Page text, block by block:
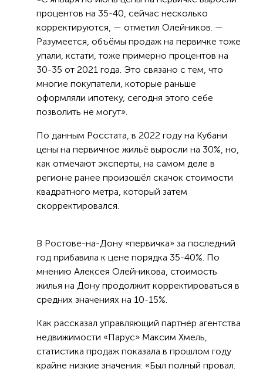
процентов на 35-40, сейчас несколько
корректируются, — отметил Олейников. —
Разумеется, объёмы продаж на первичке тоже
упали, кстати, тоже примерно процентов на
30-35 от 2021 года. Это связано с тем, что
многие покупатели, которые раньше
оформляли ипотеку, сегодня этого себе
позволить не могут».
По данным Росстата, в 2022 году на Кубани
цены на первичное жильё выросли на 30%, но,
как отмечают эксперты, на самом деле в
регионе ранее произошёл скачок стоимости
квадратного метра, который затем
скорректировался.
В Ростове-на-Дону «первичка» за последний
год прибавила к цене порядка 35-40%. По
мнению Алексея Олейникова, стоимость
жилья на Дону продолжит корректироваться в
средних значениях на 10-15%.
Как рассказал управляющий партнёр агентства
недвижимости «Парус» Максим Хмель,
статистика продаж показала в прошлом году
крайне низкие значения: «Был полный провал.